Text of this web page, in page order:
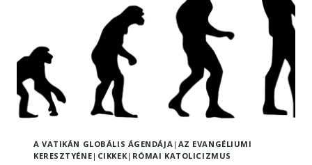
A VATIKÁN GLOBÁLIS ÁGENDÁJA | AZ EVANGÉLIUMI
KERESZTYÉNE | CIKKEK | RÓMAI KATOLICIZMUS